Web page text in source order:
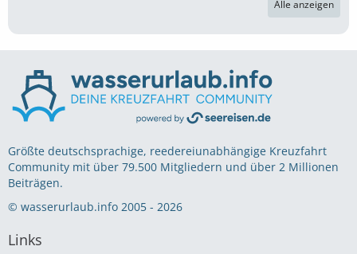
Alle anzeigen
Größte deutschsprachige, reedereiunabhängige Kreuzfahrt
Community mit über 79.500 Mitgliedern und über 2 Millionen
Beiträgen.
© wasserurlaub.info 2005 - 2026
Links